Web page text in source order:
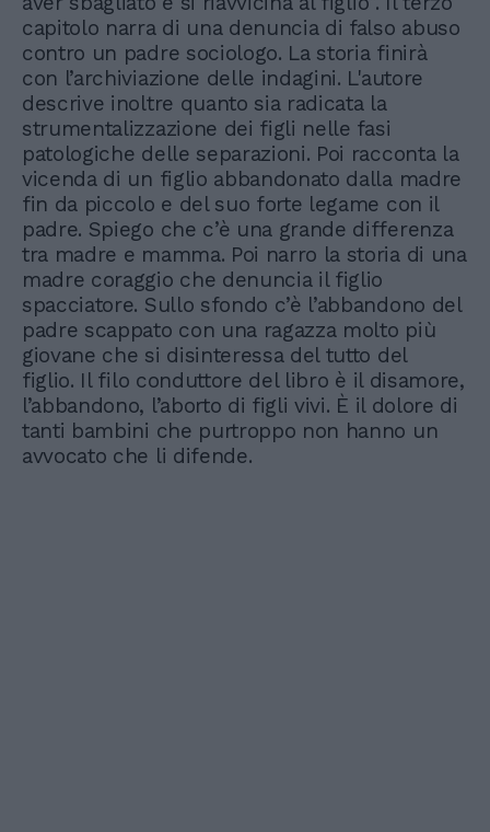
capitolo narra di una denuncia di falso abuso
contro un padre sociologo. La storia finirà
con l’archiviazione delle indagini. L'autore
descrive inoltre quanto sia radicata la
strumentalizzazione dei figli nelle fasi
patologiche delle separazioni. Poi racconta la
vicenda di un figlio abbandonato dalla madre
fin da piccolo e del suo forte legame con il
padre. Spiego che c’è una grande differenza
tra madre e mamma. Poi narro la storia di una
madre coraggio che denuncia il figlio
spacciatore. Sullo sfondo c’è l’abbandono del
padre scappato con una ragazza molto più
giovane che si disinteressa del tutto del
figlio. Il filo conduttore del libro è il disamore,
l’abbandono, l’aborto di figli vivi. È il dolore di
tanti bambini che purtroppo non hanno un
avvocato che li difende.